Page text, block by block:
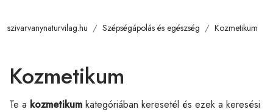
szivarvanynaturvilag.hu Szépségápolás és egészség Kozmetikum
Kozmetikum
Te a kozmetikum kategóriában keresetél és ezek a keresési